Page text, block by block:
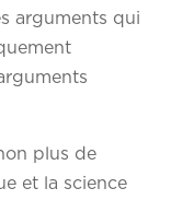
arguments qui
plus de
et la science